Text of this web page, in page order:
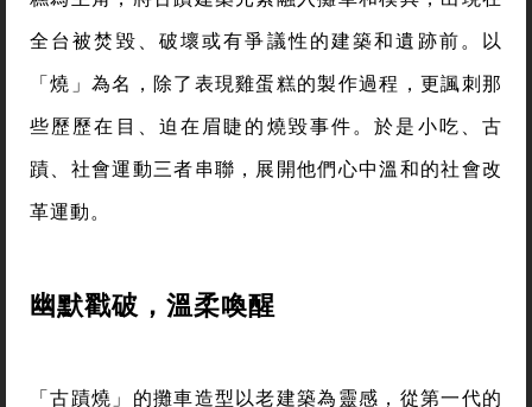
全台被焚毀、破壞或有爭議性的建築和遺跡前。以
「燒」為名，除了表現雞蛋糕的製作過程，更諷刺那
些歷歷在目、迫在眉睫的燒毀事件。於是小吃、古
蹟、社會運動三者串聯，展開他們心中溫和的社會改
革運動。
幽默戳破，溫柔喚醒
「古蹟燒」的攤車造型以老建築為靈感，從第一代的